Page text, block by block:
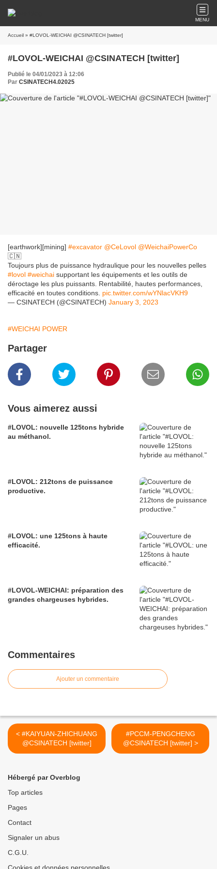
MENU
Accueil » #LOVOL-WEICHAI @CSINATECH [twitter]
#LOVOL-WEICHAI @CSINATECH [twitter]
Publié le 04/01/2023 à 12:06
Par CSINATECH4.02025
[earthwork][mining] #excavator @CeLovol @WeichaiPowerCo
🇨🇳
Toujours plus de puissance hydraulique pour les nouvelles pelles
#lovol #weichai supportant les équipements et les outils de
déroctage les plus puissants. Rentabilité, hautes performances,
efficacité en toutes conditions. pic.twitter.com/wYNlacVKH9
— CSINATECH (@CSINATECH) January 3, 2023
#WEICHAI POWER
Partager
Vous aimerez aussi
#LOVOL: nouvelle 125tons hybride
au méthanol.
#LOVOL: 212tons de puissance
productive.
#LOVOL: une 125tons à haute
efficacité.
#LOVOL-WEICHAI: préparation des
grandes chargeuses hybrides.
Commentaires
Ajouter un commentaire
< #KAIYUAN-ZHICHUANG
@CSINATECH [twitter]
#PCCM-PENGCHENG
@CSINATECH [twitter] >
Hébergé par Overblog
Top articles
Pages
Contact
Signaler un abus
C.G.U.